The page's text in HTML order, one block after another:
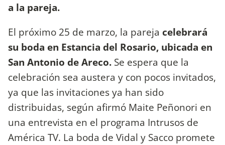
a la pareja.
El próximo 25 de marzo, la pareja celebrará
su boda en Estancia del Rosario, ubicada en
San Antonio de Areco. Se espera que la
celebración sea austera y con pocos invitados,
ya que las invitaciones ya han sido
distribuidas, según afirmó Maite Peñonori en
una entrevista en el programa Intrusos de
América TV. La boda de Vidal y Sacco promete